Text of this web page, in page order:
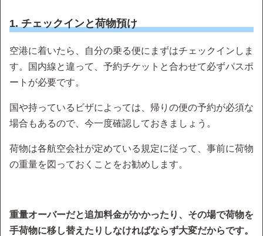
1. チェックインと荷物預け
空港に着いたら、自分の乗る便にまずはチェックインしま
す。国内線と違って、予約チケットと合わせて必ずパスポ
ートが必要です。
国や持っているビザによっては、帰りの便の予約が必須な
場合もあるので、今一度確認しておきましょう。
荷物は各航空会社が定めている規定に従って、事前に荷物
の重量を図っておくことをお勧めします。
重量オーバーだと追加料金がかかったり、その場で荷物を
手荷物に移し替えたりしなければならず大変だからです。